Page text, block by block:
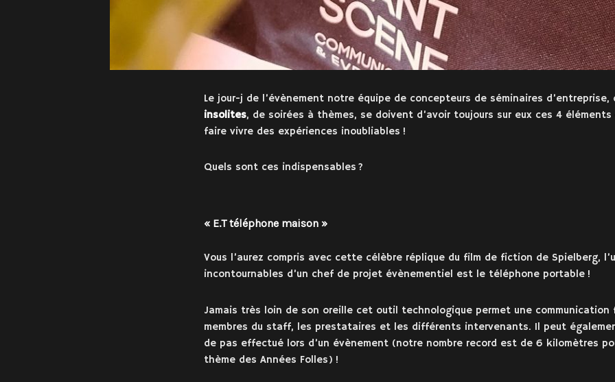
Le jour-j de l’évènement notre équipe de concepteurs de séminaires d’entreprise,
insolites, de soirées à thèmes, se doivent d’avoir toujours sur eux ces 4
faire vivre des expériences inoubliables !
Quels sont ces indispensables ?
« E.T téléphone maison »
Vous l’aurez compris avec cette célèbre réplique du film de fiction de Spielberg,
incontournables d’un chef de projet évènementiel est le téléphone portable !
Jamais très loin de son oreille cet outil technologique permet une communication
membres du staff, les prestataires et les différents intervenants. Il peut
de pas effectué lors d’un évènement (notre nombre record est de 6 kilomètres
thème des Années Folles) !